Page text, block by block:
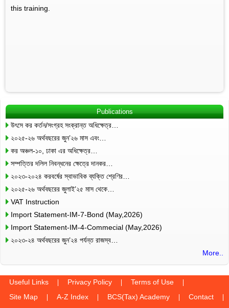
this training.
Publications
উৎসে কর কর্তন/সংগ্রহ সংক্রান্ত অধিক্ষেত্র…
২০২৫-২৬ অর্থবছরের জুন’২৬ মাস এবং…
কর অঞ্চল-১০, ঢাকা এর অধিক্ষেত্র…
সম্পত্তির দলিল নিবন্ধনের ক্ষেত্রে দানকর…
২০২৩-২০২৪ করবর্ষের স্বাভাবিক ব্যক্তি শ্রেণির…
২০২৫-২৬ অর্থবছরের জুলাই’২৫ মাস থেকে…
VAT Instruction
Import Statement-IM-7-Bond (May,2026)
Import Statement-IM-4-Commecial (May,2026)
২০২৩-২৪ অর্থবছরের জুন’২৪ পর্যন্ত রাজস্ব…
More..
Useful Links Privacy Policy
Terms of Use
Site Map
A-Z Index BCS(Tax) Academy
Contact